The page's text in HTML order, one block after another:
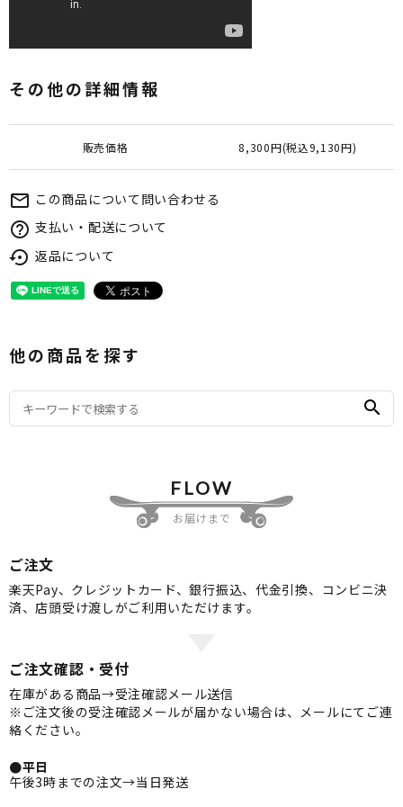
その他の詳細情報
販売価格 8,300円(税込9,130円)
mail_outline この商品について問い合わせる
help_outline 支払い・配送について
settings_backup_restore 返品について
他の商品を探す
search
FLOW
お届けまで
ご注文
楽天Pay、クレジットカード、銀行振込、代金引換、コンビニ決
済、店頭受け渡しがご利用いただけます。
ご注文確認・受付
在庫がある商品→受注確認メール送信
※ご注文後の受注確認メールが届かない場合は、メールにてご連
絡ください。
●平日
午後3時までの注文→当日発送